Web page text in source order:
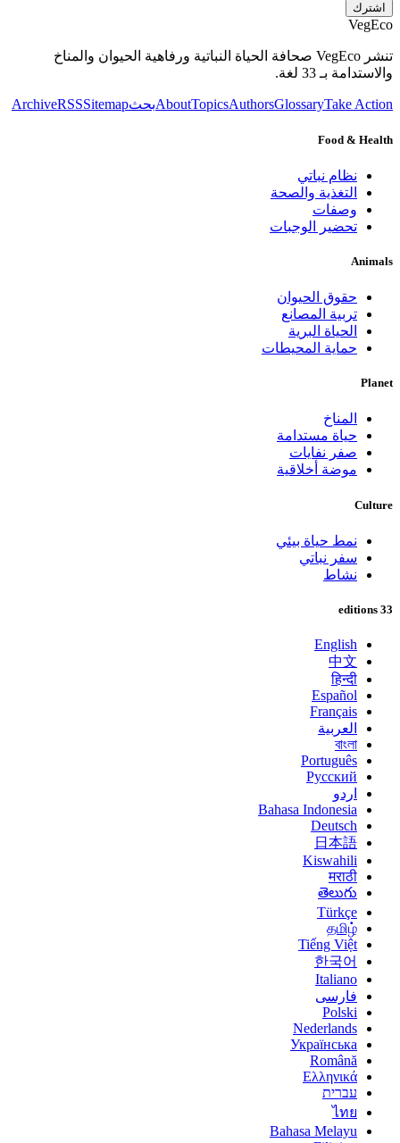
اشترك
VegEco
تنشر VegEco صحافة الحياة النباتية ورفاهية الحيوان والمناخ
والاستدامة بـ 33 لغة.
AboutTopicsAuthorsGlossaryTake Action بحث ArchiveRSSSitemap
Food & Health
نظام نباتي
التغذية والصحة
وصفات
تحضير الوجبات
Animals
حقوق الحيوان
تربية المصانع
الحياة البرية
حماية المحيطات
Planet
المناخ
حياة مستدامة
صفر نفايات
موضة أخلاقية
Culture
نمط حياة بيئي
سفر نباتي
نشاط
33 editions
English
中文
हिन्दी
Español
Français
العربية
বাংলা
Português
Русский
اردو
Bahasa Indonesia
Deutsch
日本語
Kiswahili
मराठी
తెలుగు
Türkçe
தமிழ்
Tiếng Việt
한국어
Italiano
فارسی
Polski
Nederlands
Українська
Română
Ελληνικά
עברית
ไทย
Bahasa Melayu